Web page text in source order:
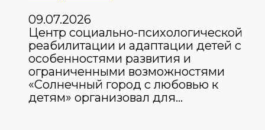
09.07.2026
Центр социально-психологической
реабилитации и адаптации детей с
особенностями развития и
ограниченными возможностями
«Солнечный город с любовью к
детям» организовал для…